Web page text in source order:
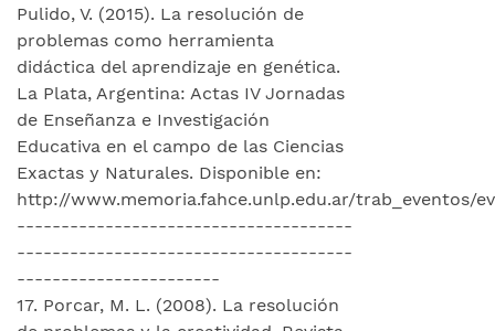
Pulido, V. (2015). La resolución de
problemas como herramienta
didáctica del aprendizaje en genética.
La Plata, Argentina: Actas IV Jornadas
de Enseñanza e Investigación
Educativa en el campo de las Ciencias
Exactas y Naturales. Disponible en:
http://www.memoria.fahce.unlp.edu.ar/trab_eventos/
--------------------------------------
--------------------------------------
-----------------------
17. Porcar, M. L. (2008). La resolución